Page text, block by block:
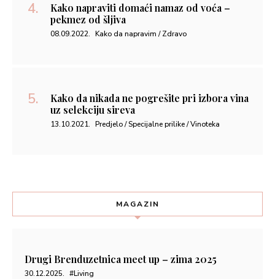
Kako napraviti domaći namaz od voća –
pekmez od šljiva
08.09.2022. Kako da napravim / Zdravo
Kako da nikada ne pogrešite pri izbora vina
uz selekciju sireva
13.10.2021. Predjelo / Specijalne prilike / Vinoteka
MAGAZIN
Drugi Brenduzetnica meet up – zima 2025
30.12.2025. #Living